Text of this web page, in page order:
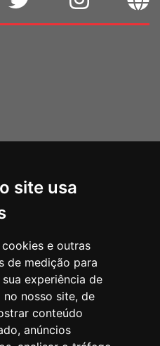
site usa
e outras
de medição para
experiência de
no nosso site, de
conteúdo
anúncios